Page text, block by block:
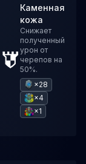
Каменная
кожа
Снижает
полученный
урон от
черепов на
50%.
×28
×4
×1